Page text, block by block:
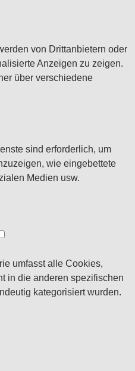
von Drittanbietern oder
Anzeigen zu zeigen.
über verschiedene
sind erforderlich, um
wie eingebettete
Medien usw.
umfasst alle Cookies,
in die anderen spezifischen
kategorisiert wurden.